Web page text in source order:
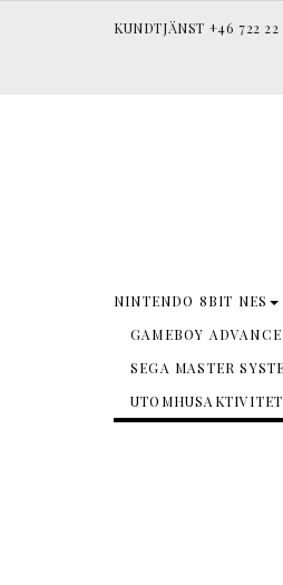
KUNDTJÄNST +46 722
NINTENDO 8BIT NES
GAMEBOY
SEGA MASTER